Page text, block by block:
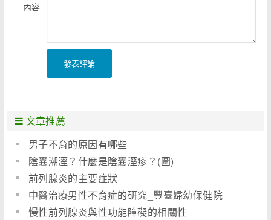
內容
發表評論
文章推薦
男子不育的原因有哪些
陰囊潮溼？什麼是陰囊溼疹？(圖)
前列腺炎的主要症狀
中醫治療男性不育症的研究_豐臺婦幼保健院
慢性前列腺炎與性功能障礙的相關性